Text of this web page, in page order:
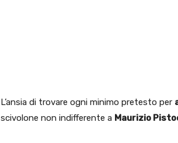
L’ansia di trovare ogni minimo pretesto per
scivolone non indifferente a Maurizio